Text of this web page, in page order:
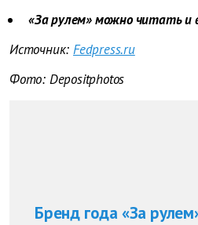
«За рулем» можно читать и
Источник: Fedpress.ru
Фото: Depositphotos
Бренд года «За